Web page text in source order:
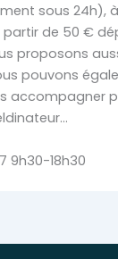
sous 24h),
de 50 €
proposons
pouvons
accompagner
9h30-18h30